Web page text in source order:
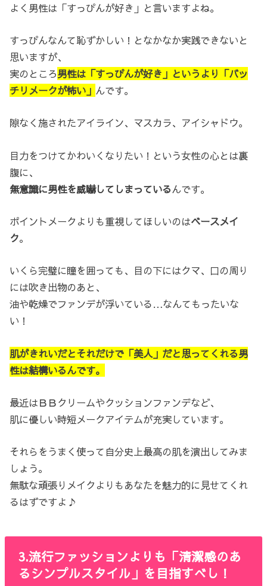
よく男性は「すっぴんが好き」と言いますよね。
すっぴんなんて恥ずかしい！となかなか実践できないと
思いますが、
実のところ男性は「すっぴんが好き」というより「バッ
チリメークが怖い」 んです。
隙なく施されたアイライン、マスカラ、アイシャドウ。
目力をつけてかわいくなりたい！という女性の心とは裏
腹に、
無意識に男性を威嚇してしまっているんです。
ポイントメークよりも重視してほしいのはベースメイ
ク。
いくら完璧に瞳を囲っても、目の下にはクマ、口の周り
には吹き出物のあと、
油や乾燥でファンデが浮いている…なんてもったいな
い！
肌がきれいだとそれだけで「美人」だと思ってくれる男
性は結構いるんです。
最近はＢＢクリームやクッションファンデなど、
肌に優しい時短メークアイテムが充実しています。
それらをうまく使って自分史上最高の肌を演出してみま
しょう。
無駄な頑張りメイクよりもあなたを魅力的に見せてくれ
るはずですよ♪
3.流行ファッションよりも「清潔感のあ
るシンプルスタイル」を目指すべし！